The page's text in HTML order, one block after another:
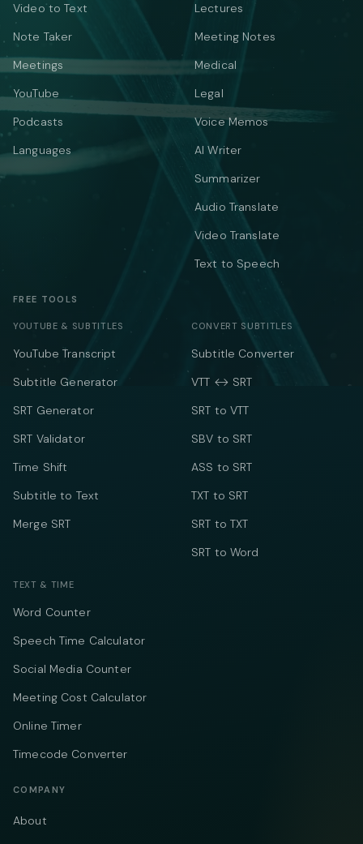
Video to Text
Note Taker
Meetings
YouTube
Podcasts
Languages
Lectures
Meeting Notes
Medical
Legal
Voice Memos
AI Writer
Summarizer
Audio Translate
Video Translate
Text to Speech
FREE TOOLS
YOUTUBE & SUBTITLES
YouTube Transcript
Subtitle Generator
SRT Generator
SRT Validator
Time Shift
Subtitle to Text
Merge SRT
CONVERT SUBTITLES
Subtitle Converter
VTT ↔ SRT
SRT to VTT
SBV to SRT
ASS to SRT
TXT to SRT
SRT to TXT
SRT to Word
TEXT & TIME
Word Counter
Speech Time Calculator
Social Media Counter
Meeting Cost Calculator
Online Timer
Timecode Converter
COMPANY
About